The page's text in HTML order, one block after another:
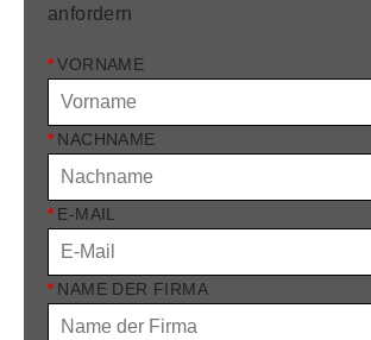
anfordern
* VORNAME
* NACHNAME
* E-MAIL
* NAME DER FIRMA